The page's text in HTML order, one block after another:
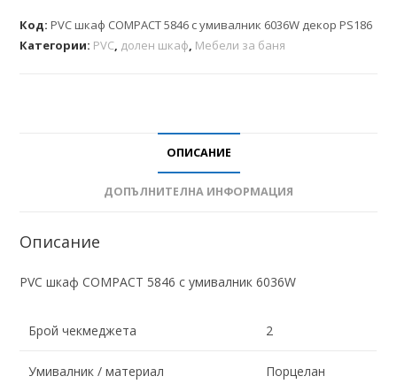
Код:PVC шкаф COMPACT 5846 с умивалник 6036W декор PS186
Категории: PVC, долен шкаф, Мебели за баня
ОПИСАНИЕ
ДОПЪЛНИТЕЛНА ИНФОРМАЦИЯ
Описание
PVC шкаф COMPACT 5846 с умивалник 6036W
Брой чекмеджета 2
Умивалник / материал Порцелан